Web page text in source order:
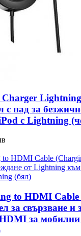
Charger
пад за
с Lightning
to HDMI
за свързване и
за мобилни